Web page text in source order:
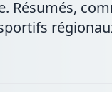
Résumés,